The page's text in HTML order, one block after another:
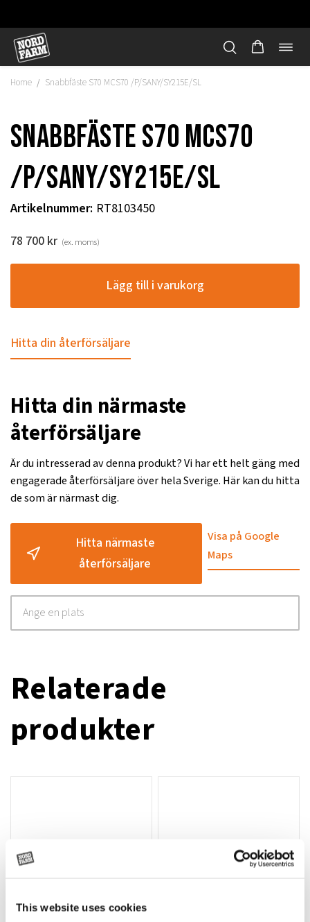
This website uses cookies
Hoppa
innehåll
Home / Snabbfäste S70 MCS70 /P/SANY/SY215E/SL
Snabbfäste S70 MCS70
/P/SANY/SY215E/SL
Artikelnummer: RT8103450
78 700 kr (ex. moms)
Lägg till i varukorg
Hitta din återförsäljare
Hitta din närmaste
återförsäljare
Är du intresserad av denna produkt? Vi har ett helt gäng med
engagerade återförsäljare över hela Sverige. Här kan du hitta
de som är närmast dig.
Hitta närmaste
återförsäljare
Visa på Google
Maps
Relaterade
produkter